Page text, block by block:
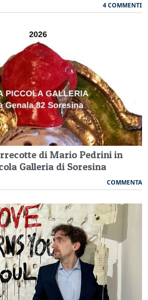
4 COMMENTI
di Mario Pedrini in
Galleria di Soresina
COMMENTA